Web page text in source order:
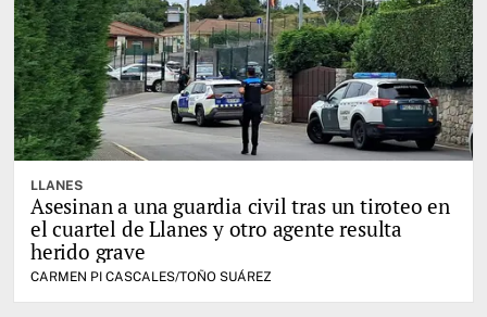
LLANES
Asesinan a una guardia civil tras un tiroteo en
el cuartel de Llanes y otro agente resulta
herido grave
CARMEN PI CASCALES/TOÑO SUÁREZ